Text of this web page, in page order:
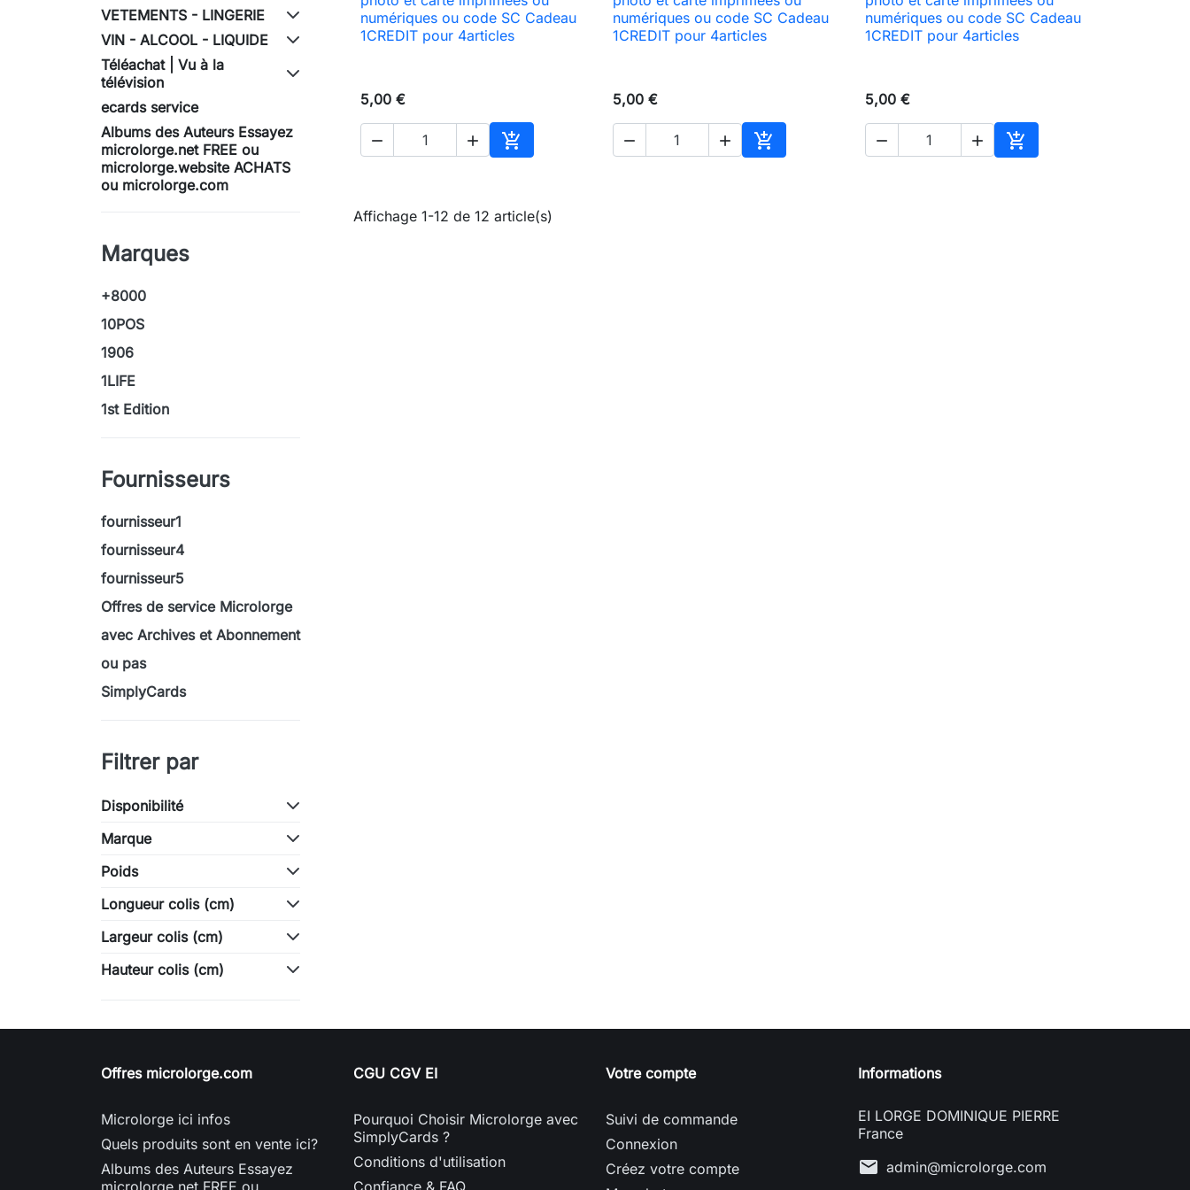
VETEMENTS - LINGERIE
VIN - ALCOOL - LIQUIDE
Téléachat | Vu à la
télévision
ecards service
Albums des Auteurs Essayez
microlorge.net FREE ou
microlorge.website ACHATS
ou microlorge.com
Marques
+8000
10POS
1906
1LIFE
1st Edition
Fournisseurs
fournisseur1
fournisseur4
fournisseur5
Offres de service Microlorge
avec Archives et Abonnement
ou pas
SimplyCards
Filtrer par
Disponibilité
Marque
Poids
Longueur colis (cm)
Largeur colis (cm)
Hauteur colis (cm)
 Aperçu rapide
numériques ou code SC Cadeau
1CREDIT pour 4articles
5,00 €
  
Ajouter au panier
 Aperçu rapide
numériques ou code SC Cadeau
1CREDIT pour 4articles
5,00 €
  
Ajouter au panier
 Aperçu rapide
numériques ou code SC Cadeau
1CREDIT pour 4articles
5,00 €
  
Ajouter au panier
Affichage 1-12 de 12 article(s)
Offres microlorge.com
Microlorge ici infos
Quels produits sont en vente ici?
Albums des Auteurs Essayez
microlorge.net FREE ou
CGU CGV EI
Pourquoi Choisir Microlorge avec
SimplyCards ?
Conditions d'utilisation
Confiance & FAQ
Votre compte
Suivi de commande
Connexion
Créez votre compte
Informations
EI LORGE DOMINIQUE PIERRE
France
mail admin@microlorge.com